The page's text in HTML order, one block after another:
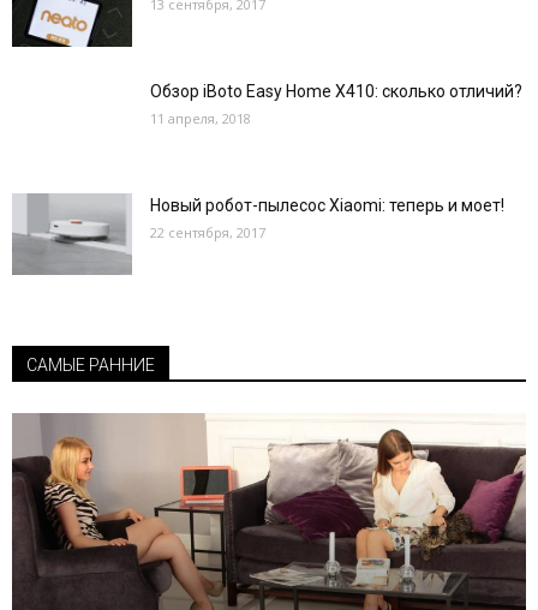
13 сентября, 2017
Обзор iBoto Easy Home X410: сколько отличий?
11 апреля, 2018
Новый робот-пылесос Xiaomi: теперь и моет!
22 сентября, 2017
САМЫЕ РАННИЕ